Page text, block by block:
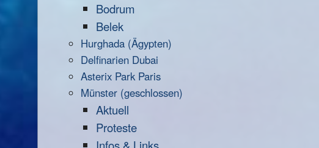
Bodrum
Belek
Hurghada (Ägypten)
Delfinarien Dubai
Asterix Park Paris
Münster (geschlossen)
Aktuell
Proteste